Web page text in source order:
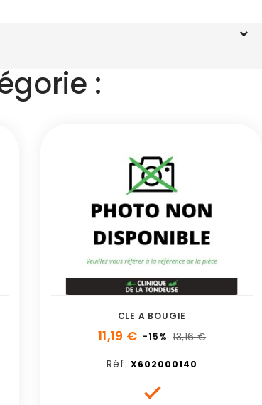
:
CLE A BOUGIE
11,19 € -15% 13,16 €
Réf: X602000140
